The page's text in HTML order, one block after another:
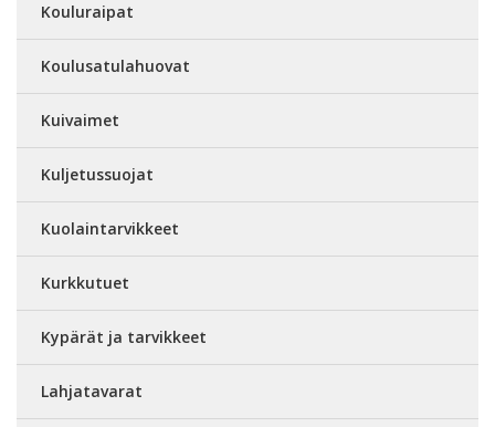
Kouluraipat
Koulusatulahuovat
Kuivaimet
Kuljetussuojat
Kuolaintarvikkeet
Kurkkutuet
Kypärät ja tarvikkeet
Lahjatavarat